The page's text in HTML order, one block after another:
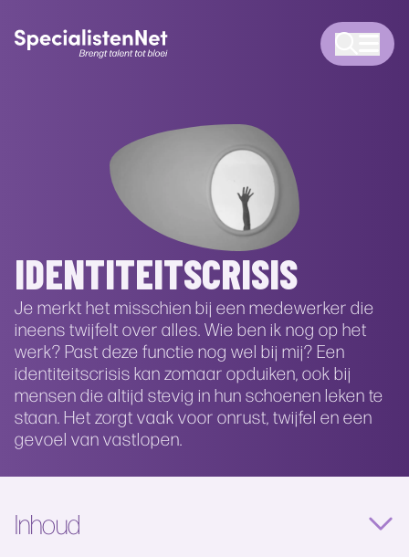
IDENTITEITSCRISIS
Je merkt het misschien bij een medewerker die
ineens twijfelt over alles. Wie ben ik nog op het
werk? Past deze functie nog wel bij mij? Een
identiteitscrisis kan zomaar opduiken, ook bij
mensen die altijd stevig in hun schoenen leken te
staan. Het zorgt vaak voor onrust, twijfel en een
gevoel van vastlopen.
Inhoud